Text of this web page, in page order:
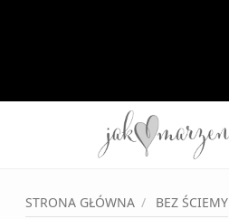
STRONA GŁÓWNA
BEZ ŚCIEMY